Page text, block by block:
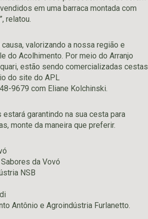
em uma barraca montada com
relatou.
valorizando a nossa região e
do Acolhimento. Por meio do Arranjo
estão sendo comercializadas cestas
do site do APL
9679 com Eliane Kolchinski.
garantindo na sua cesta para
monte da maneira que preferir.
da Vovó
NSB
Antônio e Agroindústria Furlanetto.